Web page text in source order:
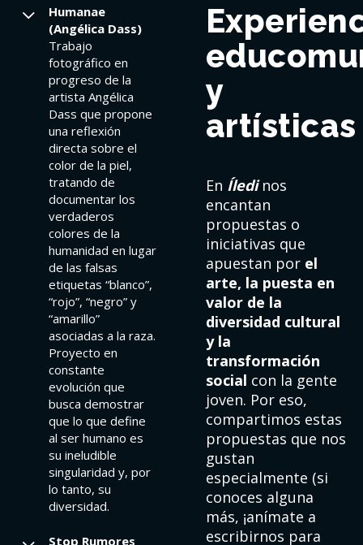
y
artísticas
En Íledinos
encantan
propuestas o
iniciativas que
apuestan por el
arte, la puesta en
valor de la
diversidad cultural
y la
transformación
social con la gente
joven. Por eso,
compartimos estas
propuestas que nos
gustan
especialmente (si
conoces alguna
más, ¡anímate a
escribirnos para
Humanae
(Angélica Dass)
Trabajo
fotográfico en
progreso de la
artista Angélica
Dass que propone
una reflexión
directa sobre el
color de la piel,
tratando de
documentar los
verdaderos
colores de la
humanidad en lugar
de las falsas
etiquetas “blanco”,
“rojo”, “negro” y
“amarillo”
asociadas a la raza.
Proyecto en
constante
evolución que
busca demostrar
que lo que define
al ser humano es
su ineludible
singularidad y, por
lo tanto, su
diversidad.
Stop Rumores